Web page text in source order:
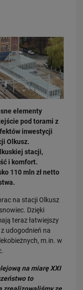
elementy
pod torami z
inwestycji
Olkusz.
stacji,
i komfort.
110 mln zł netto
na stacji Olkusz
Dzięki
teraz łatwiejszy
udogodnień na
m.in. w
na miarę XXI
to
jest ważny wiadukt